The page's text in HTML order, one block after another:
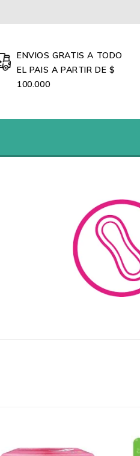
ENVIOS GRATIS A TODO
EL PAIS A PARTIR DE $
100.000